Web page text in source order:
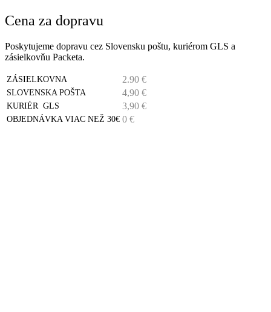
Cena za dopravu
Poskytujeme dopravu cez Slovensku poštu, kuriérom GLS a
zásielkovňu Packeta.
ZÁSIELKOVNA 2.90 €
SLOVENSKA POŠTA 4,90 €
KURIÉR GLS 3,90 €
OBJEDNÁVKA VIAC NEŽ 30€ 0 €